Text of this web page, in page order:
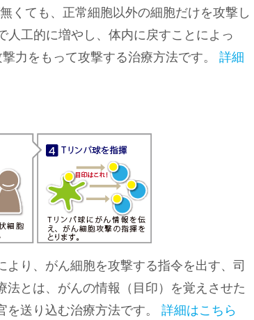
くても、正常細胞以外の細胞だけを攻撃し
人工的に増やし、体内に戻すことによっ
力をもって攻撃する治療方法です。 詳細
り、がん細胞を攻撃する指令を出す、司
とは、がんの情報（目印）を覚えさせた
送り込む治療方法です。 詳細はこちら